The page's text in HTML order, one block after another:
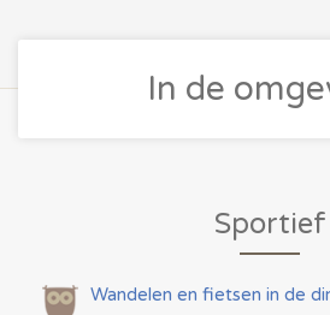
In de
Sportief
Wandelen en fietsen in de